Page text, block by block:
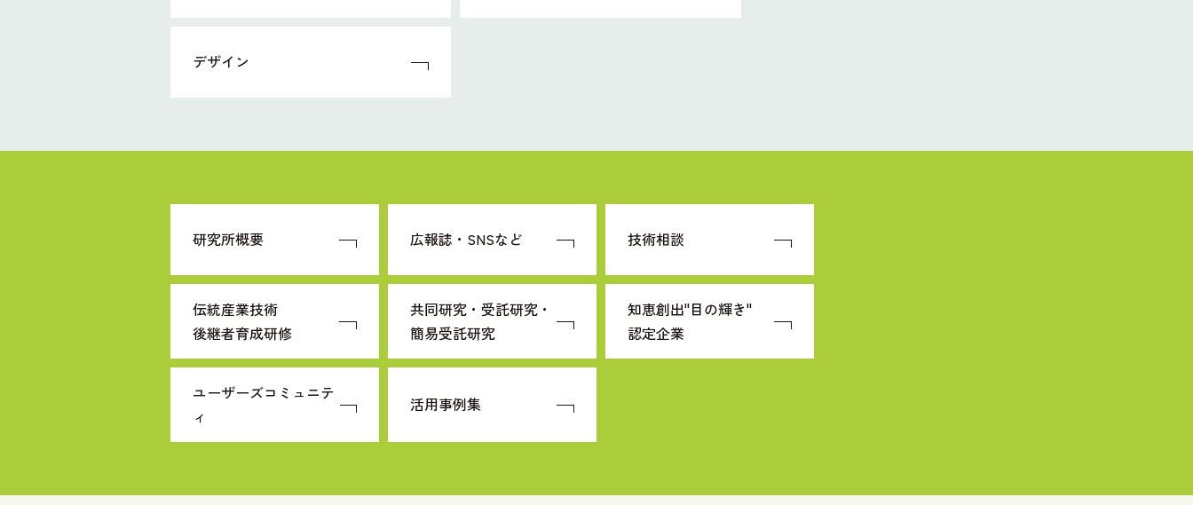
デザイン
研究所概要 広報誌・SNSなど 技術相談
伝統産業技術
後継者育成研修
共同研究・受託研究・
簡易受託研究
知恵創出"目の輝き"
認定企業
ユーザーズコミュニテ
ィ
活用事例集